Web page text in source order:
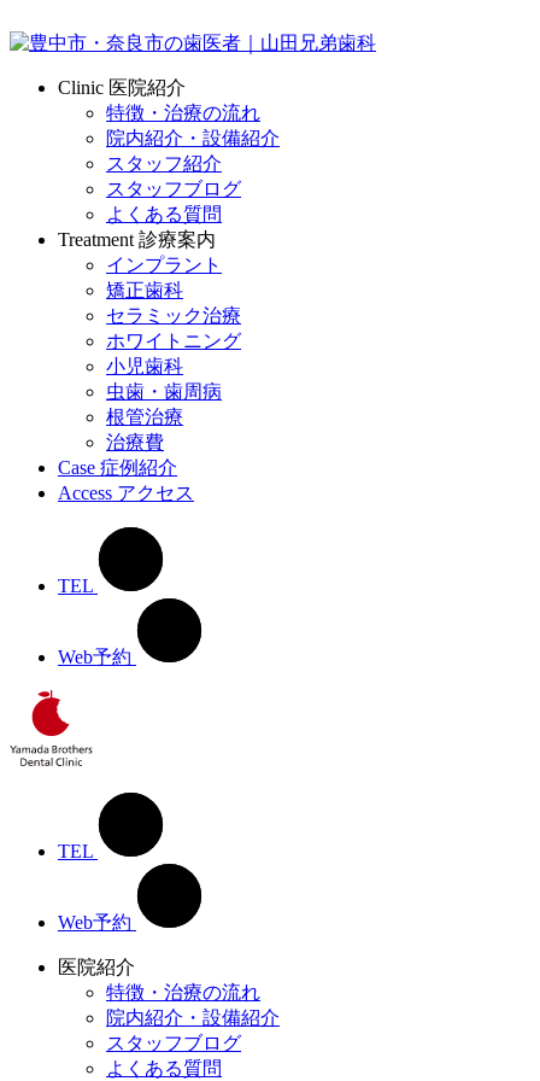
Clinic 医院紹介
特徴・治療の流れ
院内紹介・設備紹介
スタッフ紹介
スタッフブログ
よくある質問
Treatment 診療案内
インプラント
矯正歯科
セラミック治療
ホワイトニング
小児歯科
虫歯・歯周病
根管治療
治療費
Case 症例紹介
Access アクセス
TEL
Web予約
TEL
Web予約
医院紹介
特徴・治療の流れ
院内紹介・設備紹介
スタッフブログ
よくある質問